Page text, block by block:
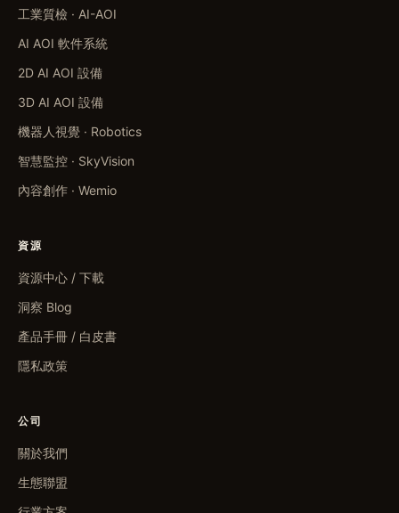
工業質檢 · AI-AOI
AI AOI 軟件系統
2D AI AOI 設備
3D AI AOI 設備
機器人視覺 · Robotics
智慧監控 · SkyVision
內容創作 · Wemio
資源
資源中心 / 下載
洞察 Blog
產品手冊 / 白皮書
隱私政策
公司
關於我們
生態聯盟